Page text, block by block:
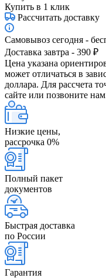
Купить в 1 клик
Рассчитать доставку
Самовывоз сегодня -
Доставка завтра - 390 ₽
Цена указана
может отличаться в
доллара. Для рассчета
сайте или позвоните
Низкие цены,
рассрочка 0%
Полный пакет
документов
Быстрая доставка
по России
Гарантия